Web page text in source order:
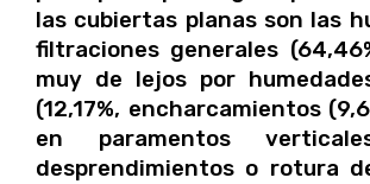
las cubiertas planas son las
filtraciones generales
muy de lejos por
(12,17%, encharcamientos
en paramentos
desprendimientos o rotura